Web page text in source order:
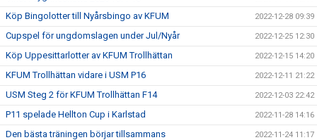
Köp Bingolotter till Nyårsbingo av KFUM 2022-12-28 09:39
Cupspel för ungdomslagen under Jul/Nyår 2022-12-25 12:30
Köp Uppesittarlotter av KFUM Trollhättan 2022-12-15 14:20
KFUM Trollhättan vidare i USM P16 2022-12-11 21:22
USM Steg 2 för KFUM Trollhättan F14 2022-12-03 22:42
P11 spelade Hellton Cup i Karlstad 2022-11-28 14:16
Den bästa träningen börjar tillsammans 2022-11-24 11:17